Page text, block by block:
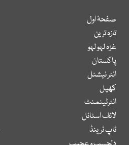
صفحۂ اول
تازہ ترین
غزہ لہو لہو
پاکستان
انٹر نیشنل
کھیل
انٹرٹینمنٹ
لائف اسٹائل
ٹاپ ٹرینڈ